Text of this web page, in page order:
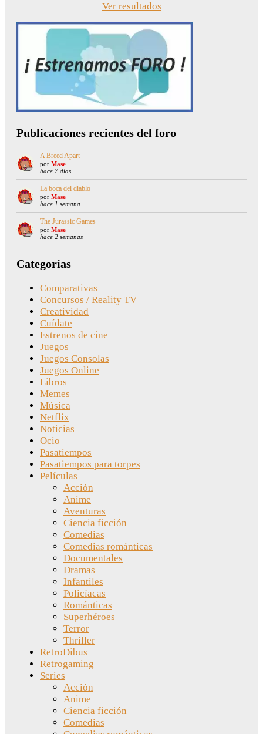
Ver resultados
Publicaciones recientes del foro
A Breed Apart
por Mase
hace 7 días
La boca del diablo
por Mase
hace 1 semana
The Jurassic Games
por Mase
hace 2 semanas
Categorías
Comparativas
Concursos / Reality TV
Creatividad
Cuídate
Estrenos de cine
Juegos
Juegos Consolas
Juegos Online
Libros
Memes
Música
Netflix
Noticias
Ocio
Pasatiempos
Pasatiempos para torpes
Películas
Acción
Anime
Aventuras
Ciencia ficción
Comedias
Comedias románticas
Documentales
Dramas
Infantiles
Policíacas
Románticas
Superhéroes
Terror
Thriller
RetroDibus
Retrogaming
Series
Acción
Anime
Ciencia ficción
Comedias